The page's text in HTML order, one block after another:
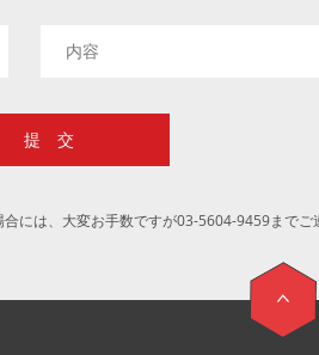
には、大変お手数ですが03-5604-9459までご